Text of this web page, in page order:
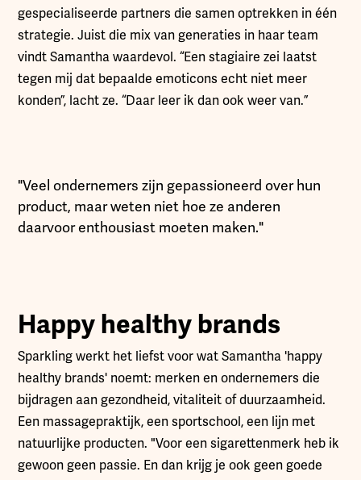
gespecialiseerde partners die samen optrekken in één
strategie. Juist die mix van generaties in haar team
vindt Samantha waardevol. “Een stagiaire zei laatst
tegen mij dat bepaalde emoticons echt niet meer
konden”, lacht ze. “Daar leer ik dan ook weer van.”
"Veel ondernemers zijn gepassioneerd over hun
product, maar weten niet hoe ze anderen
daarvoor enthousiast moeten maken."
Happy healthy brands
Sparkling werkt het liefst voor wat Samantha 'happy
healthy brands' noemt: merken en ondernemers die
bijdragen aan gezondheid, vitaliteit of duurzaamheid.
Een massagepraktijk, een sportschool, een lijn met
natuurlijke producten. "Voor een sigarettenmerk heb ik
gewoon geen passie. En dan krijg je ook geen goede